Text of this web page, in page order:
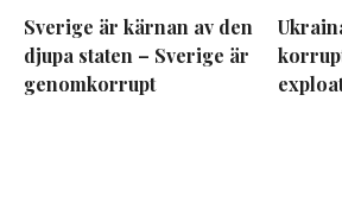
Sverige är kärnan av den
djupa staten – Sverige är
genomkorrupt